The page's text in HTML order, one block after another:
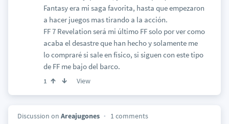
Fantasy era mi saga favorita, hasta que empezaron
a hacer juegos mas tirando a la acción.
FF 7 Revelation será mi último FF solo por ver como
acaba el desastre que han hecho y solamente me
lo compraré si sale en físico, si siguen con este tipo
de FF me bajo del barco.
1 View
Discussion on Areajugones 1 comments